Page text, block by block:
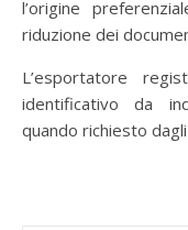
l’origine
riduzione dei
L’esportatore
identificativo da
quando richiesto